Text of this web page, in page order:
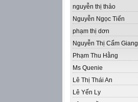
nguyễn thị thảo
Nguyễn Ngọc Tiến
phạm thị dơn
Nguyễn Thị Cẩm Giang
Phạm Thu Hằng
Ms Quenie
Lê Thị Thái An
Lê Yến Ly